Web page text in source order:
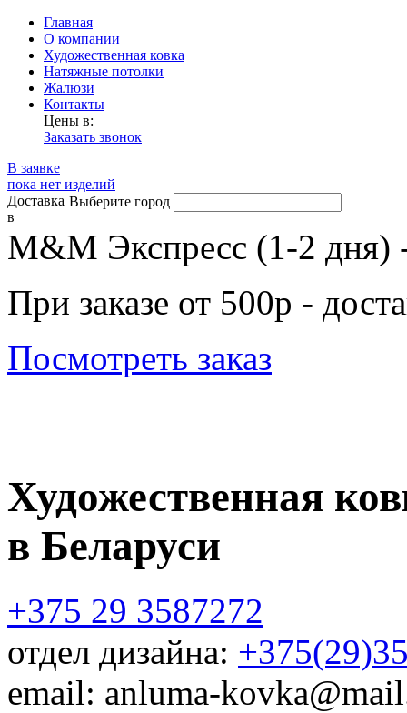
Главная
О компании
Художественная ковка
Натяжные потолки
Жалюзи
Контакты
Цены в:
Заказать звонок
В заявке
пока нет изделий
Доставка
в
Выберите город
М&М Экспресс (1-2 дня)
При заказе от 500р -
Посмотреть заказ
Художественная
в Беларуси
+375 29 3587272
отдел дизайна:
email: anluma-